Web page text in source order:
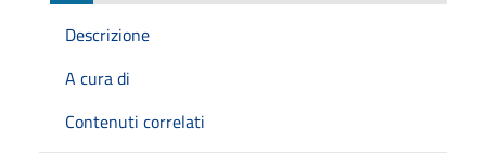
Descrizione
A cura di
Contenuti correlati